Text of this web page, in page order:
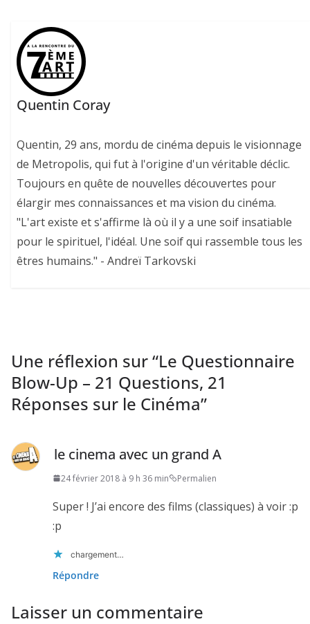
Quentin Coray
Quentin, 29 ans, mordu de cinéma depuis le visionnage
de Metropolis, qui fut à l'origine d'un véritable déclic.
Toujours en quête de nouvelles découvertes pour
élargir mes connaissances et ma vision du cinéma.
"L'art existe et s'affirme là où il y a une soif insatiable
pour le spirituel, l'idéal. Une soif qui rassemble tous les
êtres humains." - Andreï Tarkovski
Une réflexion sur “Le Questionnaire
Blow-Up – 21 Questions, 21
Réponses sur le Cinéma”
le cinema avec un grand A
24 février 2018 à 9 h 36 min Permalien
Super ! J’ai encore des films (classiques) à voir :p
:p
chargement…
Répondre
Laisser un commentaire